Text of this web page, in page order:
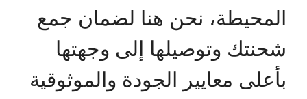
المحيطة، نحن هنا لضمان جمع
شحنتك وتوصيلها إلى وجهتها
بأعلى معايير الجودة والموثوقية